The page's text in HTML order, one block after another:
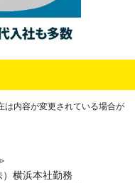
内容が変更されている場合が
横浜本社勤務